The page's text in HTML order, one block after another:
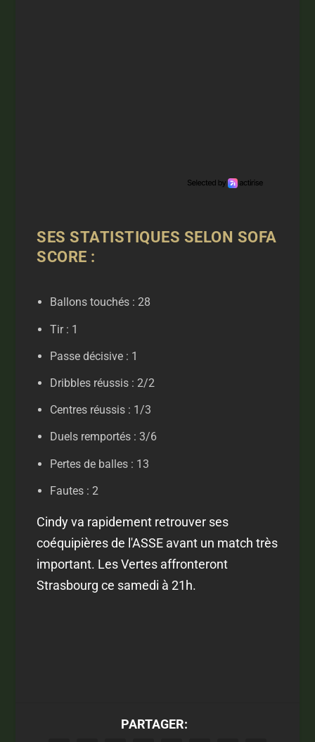
SES STATISTIQUES SELON SOFA
SCORE :
Ballons touchés : 28
Tir : 1
Passe décisive : 1
Dribbles réussis : 2/2
Centres réussis : 1/3
Duels remportés : 3/6
Pertes de balles : 13
Fautes : 2
Cindy va rapidement retrouver ses
coéquipières de l'ASSE avant un match très
important. Les Vertes affronteront
Strasbourg ce samedi à 21h.
PARTAGER: